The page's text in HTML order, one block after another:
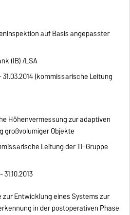
auf Basis angepasster
(IB) /LSA
- 31.03.2014 (kommissarische Leitung
Höhenvermessung zur adaptiven
großvolumiger Objekte
Leitung der TI-Gruppe
31.10.2013
zur Entwicklung eines Systems zur
in der postoperativen Phase